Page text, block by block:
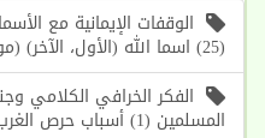
الوقفات الإيمانية مع
(25) اسما الله (الأول، الآخر) (موعظة الأسبوع)
الفكر الخرافي الكلامي
المسلمين (1) أسباب حرص الغرب على إحياء هذا الفكر (1)